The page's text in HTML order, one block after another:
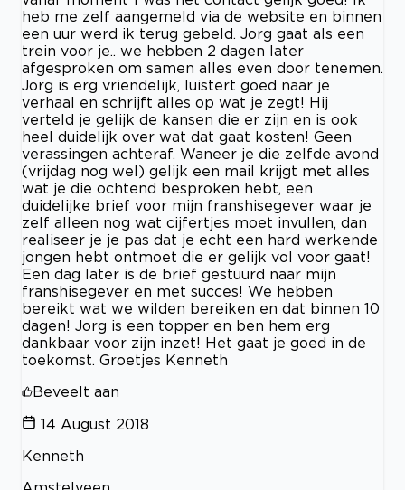
heb me zelf aangemeld via de website en binnen
een uur werd ik terug gebeld. Jorg gaat als een
trein voor je.. we hebben 2 dagen later
afgesproken om samen alles even door tenemen.
Jorg is erg vriendelijk, luistert goed naar je
verhaal en schrijft alles op wat je zegt! Hij
verteld je gelijk de kansen die er zijn en is ook
heel duidelijk over wat dat gaat kosten! Geen
verassingen achteraf. Waneer je die zelfde avond
(vrijdag nog wel) gelijk een mail krijgt met alles
wat je die ochtend besproken hebt, een
duidelijke brief voor mijn franshisegever waar je
zelf alleen nog wat cijfertjes moet invullen, dan
realiseer je je pas dat je echt een hard werkende
jongen hebt ontmoet die er gelijk vol voor gaat!
Een dag later is de brief gestuurd naar mijn
franshisegever en met succes! We hebben
bereikt wat we wilden bereiken en dat binnen 10
dagen! Jorg is een topper en ben hem erg
dankbaar voor zijn inzet! Het gaat je goed in de
toekomst. Groetjes Kenneth
Beveelt aan
14 August 2018
Kenneth